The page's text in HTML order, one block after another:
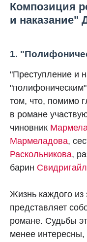
Композиция
и наказание"
1.
"Преступление и
том, что, помимо
в романе
чиновник
Мармеладова,
Раскольникова,
барин
Жизнь каждого из
представляет
романе. Судьбы
менее интересны,